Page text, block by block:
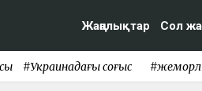
Жаңалықтар Сол
#Украинадағы соғыс